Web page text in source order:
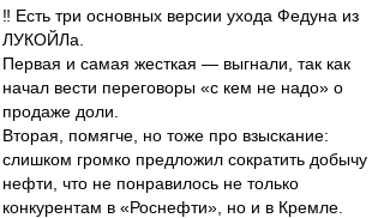
‼️ Есть три основных версии ухода Федуна из
ЛУКОЙЛа.
Первая и самая жесткая — выгнали, так как
начал вести переговоры «с кем не надо» о
продаже доли.
Вторая, помягче, но тоже про взыскание:
слишком громко предложил сократить добычу
нефти, что не понравилось не только
конкурентам в «Роснефти», но и в Кремле.